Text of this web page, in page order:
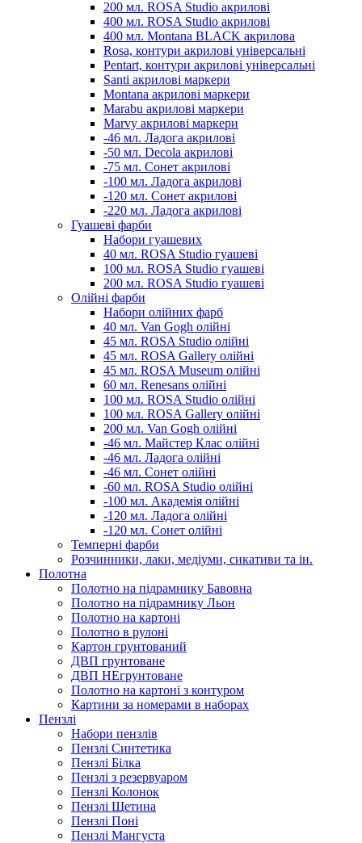
200 мл. ROSA Studio акрилові
400 мл. ROSA Studio акрилові
400 мл. Montana BLACK акрилова
Rosa, контури акрилові універсальні
Pentart, контури акрилові універсальні
Santi акрилові маркери
Montana акрилові маркери
Marabu акрилові маркери
Marvy акрилові маркери
-46 мл. Ладога акрилові
-50 мл. Decola акрилові
-75 мл. Сонет акрилові
-100 мл. Ладога акрилові
-120 мл. Сонет акрилові
-220 мл. Ладога акрилові
Гуашеві фарби
Набори гуашевих
40 мл. ROSA Studio гуашеві
100 мл. ROSA Studio гуашеві
200 мл. ROSA Studio гуашеві
Олійні фарби
Набори олійних фарб
40 мл. Van Gogh олійні
45 мл. ROSA Studio олійні
45 мл. ROSA Gallery олійні
45 мл. ROSA Museum олійні
60 мл. Renesans олійні
100 мл. ROSA Studio олійні
100 мл. ROSA Gallery олійні
200 мл. Van Gogh олійні
-46 мл. Майстер Клас олійні
-46 мл. Ладога олійні
-46 мл. Сонет олійні
-60 мл. ROSA Studio олійні
-100 мл. Академія олійні
-120 мл. Ладога олійні
-120 мл. Сонет олійні
Темперні фарби
Розчинники, лаки, медіуми, сикативи та ін.
Полотна
Полотно на підрамнику Бавовна
Полотно на підрамнику Льон
Полотно на картоні
Полотно в рулоні
Картон грунтований
ДВП грунтоване
ДВП НЕгрунтоване
Полотно на картоні з контуром
Картини за номерами в наборах
Пензлі
Набори пензлів
Пензлі Синтетика
Пензлі Білка
Пензлі з резервуаром
Пензлі Колонок
Пензлі Щетина
Пензлі Поні
Пензлі Мангуста